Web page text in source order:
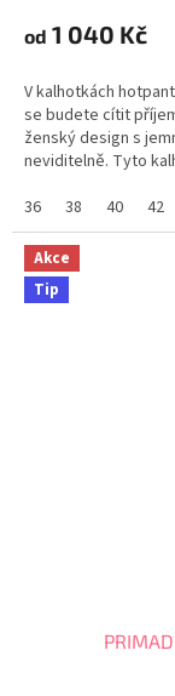
od 1 040 Kč
V kalhotkách
se budete cítit
ženský design s
neviditelně. Tyto
36
38 40 42
Akce
Tip